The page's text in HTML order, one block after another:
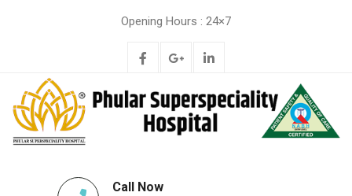
Opening Hours : 24×7
Call Now